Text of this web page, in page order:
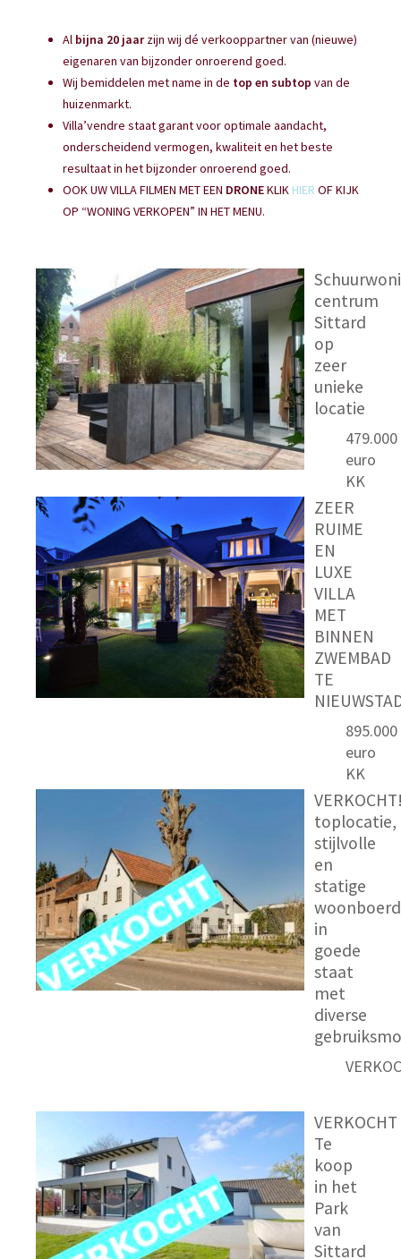
Al bijna 20 jaarzijn wij dé verkooppartner van (nieuwe)
eigenaren van bijzonder onroerend goed.
Wij bemiddelen met name in de top en subtop van de
huizenmarkt.
Villa’vendre staat garant voor optimale aandacht,
onderscheidend vermogen, kwaliteit en het beste
resultaat in het bijzonder onroerend goed.
OOK UW VILLA FILMEN MET EEN DRONEKLIK HIER OF KIJK
OP “WONING VERKOPEN” IN HET MENU.
centrum
Sittard
op
zeer
unieke
locatie
479.000
euro
KK
ZEER
RUIME
EN
LUXE
VILLA
MET
BINNEN
ZWEMBAD
TE
895.000
euro
KK
toplocatie,
stijlvolle
en
statige
in
goede
staat
met
diverse
VERKOCHT
Te
koop
in het
Park
van
Sittard